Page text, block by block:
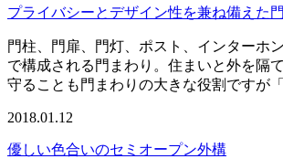
プライバシーとデザイン性を兼ね備えた
門柱、門扉、門灯、ポスト、インターホ
で構成される門まわり。住まいと外を隔
守ることも門まわりの大きな役割ですが
2018.01.12
優しい色合いのセミオープン外構